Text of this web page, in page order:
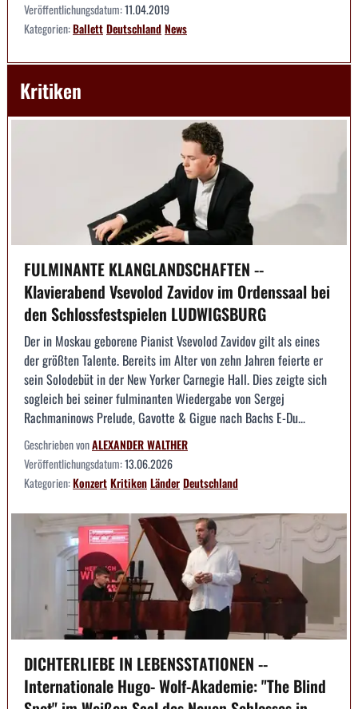
Veröffentlichungsdatum:11.04.2019
Kategorien:BallettDeutschlandNews
Kritiken
FULMINANTE KLANGLANDSCHAFTEN --
Klavierabend Vsevolod Zavidov im Ordenssaal bei
den Schlossfestspielen LUDWIGSBURG
Der in Moskau geborene Pianist Vsevolod Zavidov gilt als eines
der größten Talente. Bereits im Alter von zehn Jahren feierte er
sein Solodebüt in der New Yorker Carnegie Hall. Dies zeigte sich
sogleich bei seiner fulminanten Wiedergabe von Sergej
Rachmaninows Prelude, Gavotte & Gigue nach Bachs E-Du...
Geschrieben vonALEXANDER WALTHER
Veröffentlichungsdatum:13.06.2026
Kategorien:KonzertKritikenLänderDeutschland
DICHTERLIEBE IN LEBENSSTATIONEN --
Internationale Hugo- Wolf-Akademie: "The Blind